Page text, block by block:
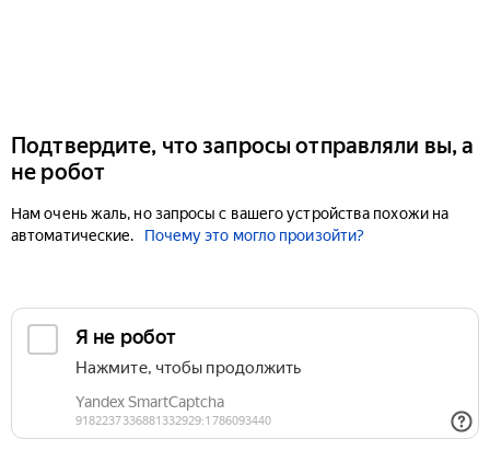
Подтвердите, что запросы отправляли вы, а
не робот
Нам очень жаль, но запросы с вашего устройства похожи на
автоматические.
Почему это могло произойти?